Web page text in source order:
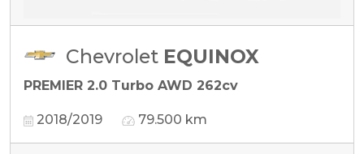
Chevrolet EQUINOX
PREMIER 2.0 Turbo AWD 262cv
2018/2019 79.500 km